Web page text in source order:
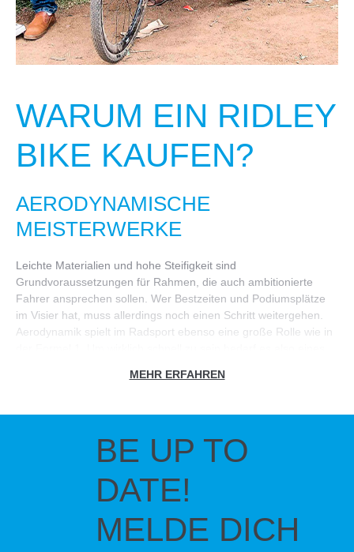
WARUM EIN RIDLEY
BIKE KAUFEN?
AERODYNAMISCHE
MEISTERWERKE
Leichte Materialien und hohe Steifigkeit sind
Grundvoraussetzungen für Rahmen, die auch ambitionierte
Fahrer ansprechen sollen. Wer Bestzeiten und Podiumsplätze
im Visier hat, muss allerdings noch einen Schritt weitergehen.
Aerodynamik spielt im Radsport ebenso eine große Rolle wie in
müssen sich direkt zwei harten Prüfungen stellen: Dem
eine andere Marke hat sich der belgische Fahrradhersteller
Gabeln spezialisiert. Bei den unter F-Tubing bezeichneten
Rahmenrohren in Tropfenform wird die Luft nahezu ohne
Widerstand am Rohr entlang geleitet. Um den CW-Wert noch
weiter zu verbessern, läuft das Rahmenrohr nicht wie üblich
MEHR ERFAHREN
BE UP TO
DATE!
MELDE DICH